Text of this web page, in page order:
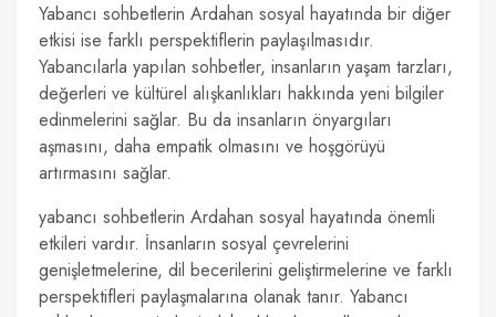
Yabancı sohbetlerin Ardahan sosyal hayatında bir diğer
etkisi ise farklı perspektiflerin paylaşılmasıdır.
Yabancılarla yapılan sohbetler, insanların yaşam tarzları,
değerleri ve kültürel alışkanlıkları hakkında yeni bilgiler
edinmelerini sağlar. Bu da insanların önyargıları
aşmasını, daha empatik olmasını ve hoşgörüyü
artırmasını sağlar.
yabancı sohbetlerin Ardahan sosyal hayatında önemli
etkileri vardır. İnsanların sosyal çevrelerini
genişletmelerine, dil becerilerini geliştirmelerine ve farklı
perspektifleri paylaşmalarına olanak tanır. Yabancı